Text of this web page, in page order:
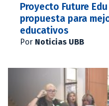
Proyecto Future
propuesta para
educativos
Por Noticias UBB